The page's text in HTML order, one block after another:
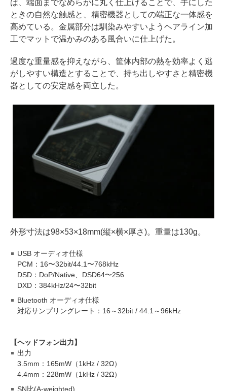
は、端面までなめらかに丸く仕上げることで、手にした
ときの自然な触感と、精密機器としての端正な一体感を
高めている。金属部分は馴染みやすいようヘアライン加
工でマットで温かみのある風合いに仕上げた。
過度な重量感を抑えながら、筐体内部の熱を効率よく逃
がしやすい構造とすることで、持ち出しやすさと精密機
器としての安定感を両立した。
外形寸法は98×53×18mm(縦×横×厚さ)。重量は130g。
USB オーディオ仕様
PCM：16〜32bit/44.1〜768kHz
DSD：DoP/Native、DSD64〜256
DXD：384kHz/24〜32bit
Bluetooth オーディオ仕様
対応サンプリングレート：16～32bit / 44.1～96kHz
【ヘッドフォン出力】
出力
3.5mm：165mW（1kHz / 32Ω）
4.4mm：228mW（1kHz / 32Ω）
SN比(A-weighted)